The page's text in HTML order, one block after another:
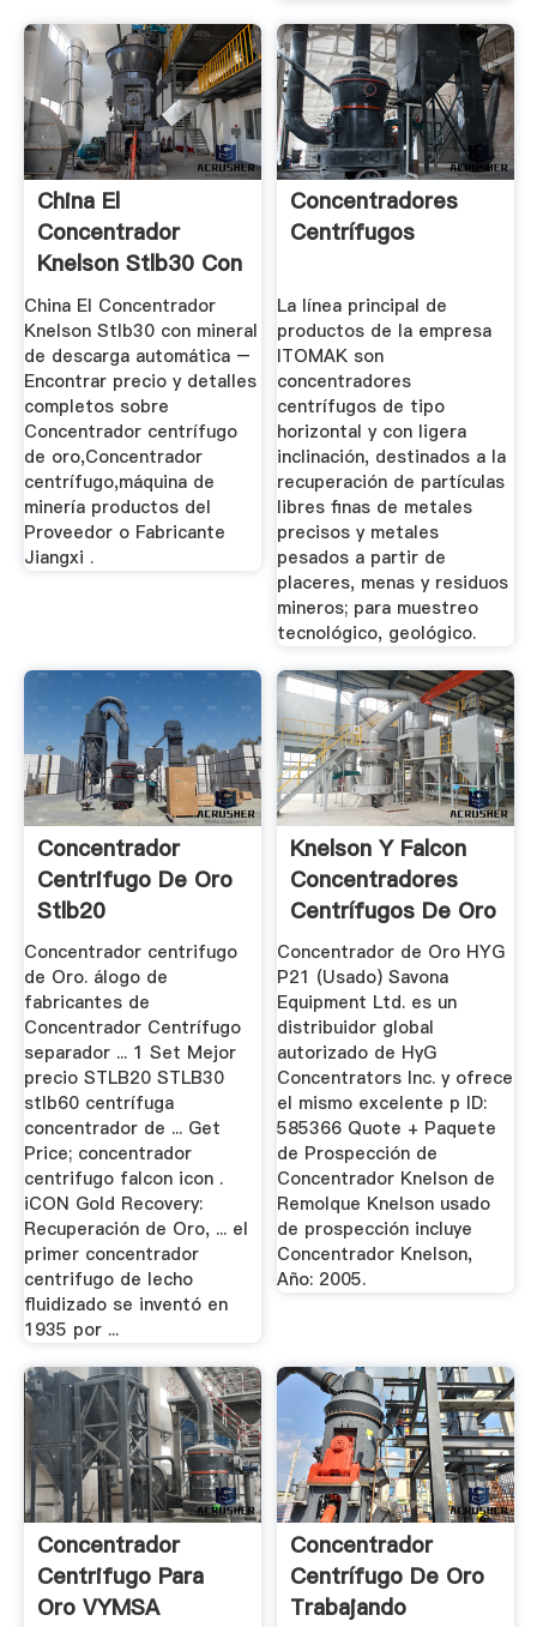
China El
Concentrador
Knelson Stlb30 Con
Mineral De ...
China El Concentrador
Knelson Stlb30 con mineral
de descarga automática –
Encontrar precio y detalles
completos sobre
Concentrador centrífugo
de oro,Concentrador
centrífugo,máquina de
minería productos del
Proveedor o Fabricante
Jiangxi .
Concentradores
Centrífugos
La línea principal de
productos de la empresa
ITOMAK son
concentradores
centrífugos de tipo
horizontal y con ligera
inclinación, destinados a la
recuperación de partículas
libres finas de metales
precisos y metales
pesados a partir de
placeres, menas y residuos
mineros; para muestreo
tecnológico, geológico.
Concentrador
Centrifugo De Oro
Stlb20
Concentrador centrifugo
de Oro. álogo de
fabricantes de
Concentrador Centrífugo
separador ... 1 Set Mejor
precio STLB20 STLB30
stlb60 centrífuga
concentrador de ... Get
Price; concentrador
centrifugo falcon icon .
iCON Gold Recovery:
Recuperación de Oro, ... el
primer concentrador
centrifugo de lecho
fluidizado se inventó en
1935 por ...
Knelson Y Falcon
Concentradores
Centrífugos De Oro
Nuevos ...
Concentrador de Oro HYG
P21 (Usado) Savona
Equipment Ltd. es un
distribuidor global
autorizado de HyG
Concentrators Inc. y ofrece
el mismo excelente p ID:
585366 Quote + Paquete
de Prospección de
Concentrador Knelson de
Remolque Knelson usado
de prospección incluye
Concentrador Knelson,
Año: 2005.
Concentrador
Centrifugo Para
Oro VYMSA
Concentrador
Centrífugo De Oro
Trabajando